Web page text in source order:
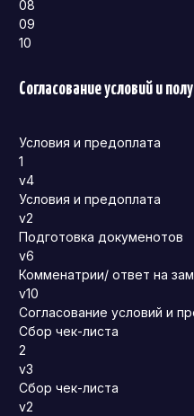
08
09
10
Согласование условий и
Условия и предоплата
1
v4
Условия и предоплата
v2
Подготовка докуменотов
v6
Комменатрии/ ответ на
v10
Согласование условий и
Сбор чек-листа
2
v3
Сбор чек-листа
v2